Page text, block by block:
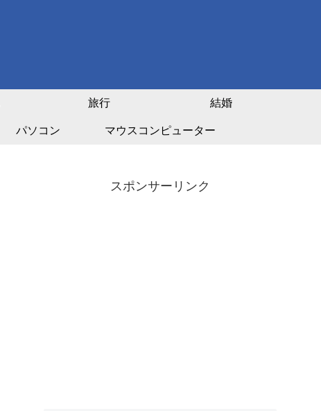
旅行 結婚
パソコン マウスコンピューター
スポンサーリンク